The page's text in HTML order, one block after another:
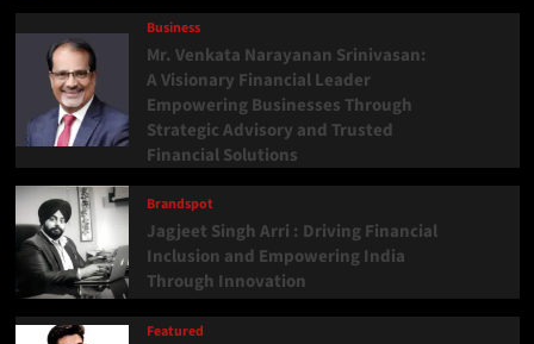
Business
Mr. Venkata Narayanan Srinivasan:
A Visionary Financial Leader
Empowering Businesses Through
Strategic Advisory and Trusted
Financial Solutions
Brandspot
Jagjeet Singh Arri : Driving Financial
Inclusion and Empowering India
Through Innovation
Featured